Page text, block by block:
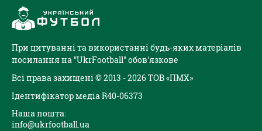
При цитуванні та використанні будь-яких матеріалів
посилання на "UkrFootball" обов'язкове
Всі права захищені © 2013 - 2026 ТОВ «ПМХ»
Ідентифікатор медіа R40-06373
Наша пошта:
info@ukrfootball.ua